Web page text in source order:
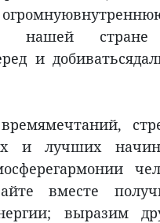
нашей стране
и
и лучших
вместе
выразим